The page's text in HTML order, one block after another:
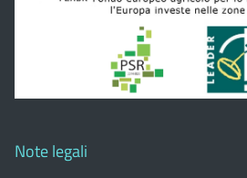
Note legali